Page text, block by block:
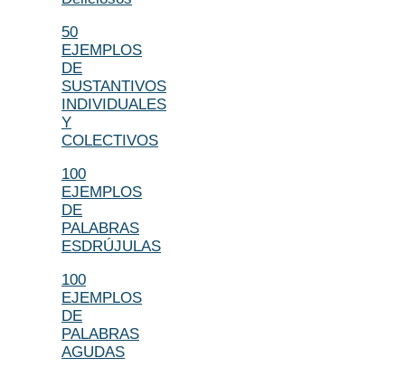
50
EJEMPLOS
DE
SUSTANTIVOS
INDIVIDUALES
Y
COLECTIVOS
100
EJEMPLOS
DE
PALABRAS
ESDRÚJULAS
100
EJEMPLOS
DE
PALABRAS
AGUDAS